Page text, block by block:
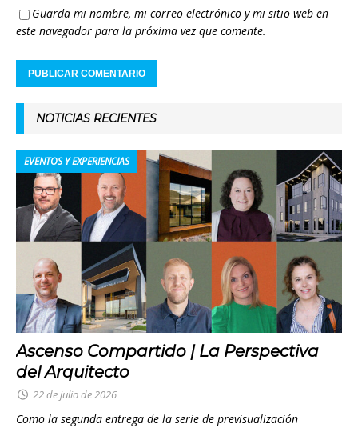
Guarda mi nombre, mi correo electrónico y mi sitio web en
este navegador para la próxima vez que comente.
NOTICIAS RECIENTES
Ascenso Compartido | La Perspectiva
del Arquitecto
EVENTOS Y EXPERIENCIAS
22 de julio de 2026
Como la segunda entrega de la serie de previsualización